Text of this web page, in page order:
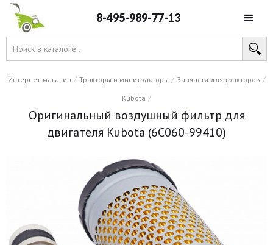
8-495-989-77-13
Интернет-магазин / Тракторы и минитракторы / Запчасти для тракторов /
Kubota /
Оригинальный воздушный фильтр для
двигателя Kubota (6C060-99410)